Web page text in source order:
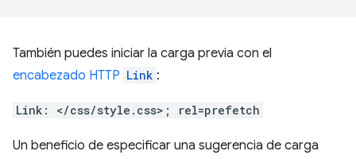
También puedes iniciar la carga previa con el
encabezado HTTP Link :
Link: </css/style.css>; rel=prefetch
Un beneficio de especificar una sugerencia de carga